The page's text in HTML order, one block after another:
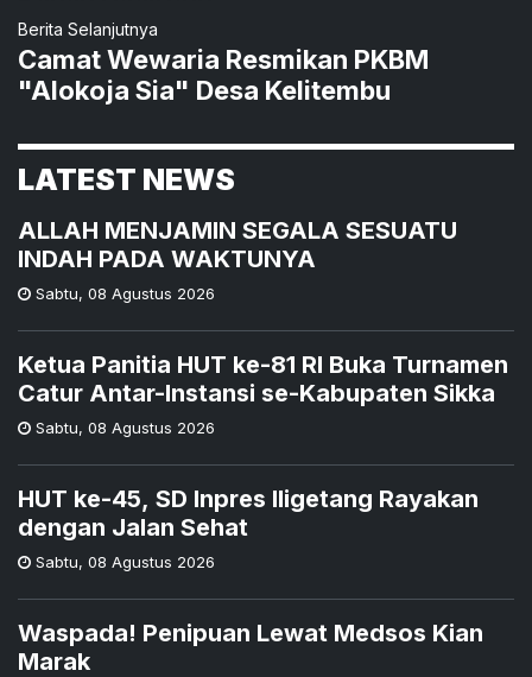
Berita Selanjutnya
Camat Wewaria Resmikan PKBM
"Alokoja Sia" Desa Kelitembu
LATEST NEWS
ALLAH MENJAMIN SEGALA SESUATU
INDAH PADA WAKTUNYA
Sabtu, 08 Agustus 2026
Ketua Panitia HUT ke-81 RI Buka Turnamen
Catur Antar-Instansi se-Kabupaten Sikka
Sabtu, 08 Agustus 2026
HUT ke-45, SD Inpres Iligetang Rayakan
dengan Jalan Sehat
Sabtu, 08 Agustus 2026
Waspada! Penipuan Lewat Medsos Kian
Marak